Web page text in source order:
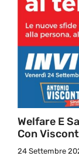
Welfare E
Con
24 Settembre